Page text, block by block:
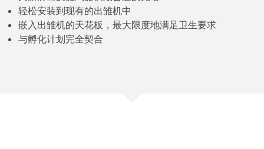
轻松安装到现有的出雏机中
嵌入出雏机的天花板，最大限度地满足卫生要求
与孵化计划完全契合